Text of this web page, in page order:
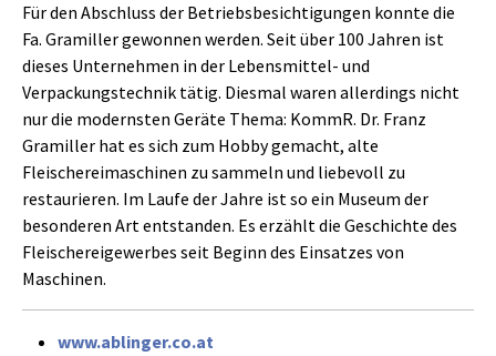
Für den Abschluss der Betriebsbesichtigungen konnte die
Fa. Gramiller gewonnen werden. Seit über 100 Jahren ist
dieses Unternehmen in der Lebensmittel- und
Verpackungstechnik tätig. Diesmal waren allerdings nicht
nur die modernsten Geräte Thema: KommR. Dr. Franz
Gramiller hat es sich zum Hobby gemacht, alte
Fleischereimaschinen zu sammeln und liebevoll zu
restaurieren. Im Laufe der Jahre ist so ein Museum der
besonderen Art entstanden. Es erzählt die Geschichte des
Fleischereigewerbes seit Beginn des Einsatzes von
Maschinen.
www.ablinger.co.at